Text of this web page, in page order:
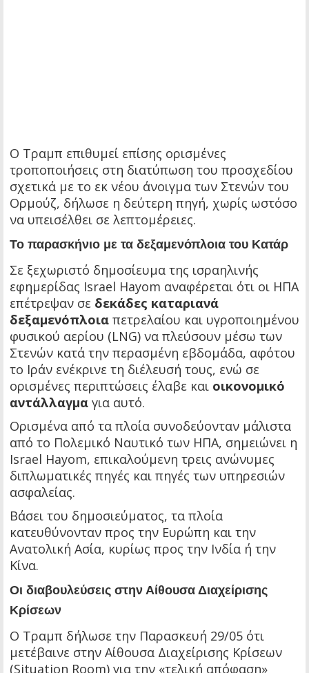
Ο Τραμπ επιθυμεί επίσης ορισμένες
τροποποιήσεις στη διατύπωση του προσχεδίου
σχετικά με το εκ νέου άνοιγμα των Στενών του
Ορμούζ, δήλωσε η δεύτερη πηγή, χωρίς ωστόσο
να υπεισέλθει σε λεπτομέρειες.
Το παρασκήνιο με τα δεξαμενόπλοια του Κατάρ
Σε ξεχωριστό δημοσίευμα της ισραηλινής
εφημερίδας Israel Hayom αναφέρεται ότι οι ΗΠΑ
επέτρεψαν σε δεκάδες καταριανά
δεξαμενόπλοια πετρελαίου και υγροποιημένου
φυσικού αερίου (LNG) να πλεύσουν μέσω των
Στενών κατά την περασμένη εβδομάδα, αφότου
το Ιράν ενέκρινε τη διέλευσή τους, ενώ σε
ορισμένες περιπτώσεις έλαβε και οικονομικό
αντάλλαγμα για αυτό.
Ορισμένα από τα πλοία συνοδεύονταν μάλιστα
από το Πολεμικό Ναυτικό των ΗΠΑ, σημειώνει η
Israel Hayom, επικαλούμενη τρεις ανώνυμες
διπλωματικές πηγές και πηγές των υπηρεσιών
ασφαλείας.
Βάσει του δημοσιεύματος, τα πλοία
κατευθύνονταν προς την Ευρώπη και την
Ανατολική Ασία, κυρίως προς την Ινδία ή την
Κίνα.
Οι διαβουλεύσεις στην Αίθουσα Διαχείρισης
Κρίσεων
Ο Τραμπ δήλωσε την Παρασκευή 29/05 ότι
μετέβαινε στην Αίθουσα Διαχείρισης Κρίσεων
(Situation Room) για την «τελική απόφαση»